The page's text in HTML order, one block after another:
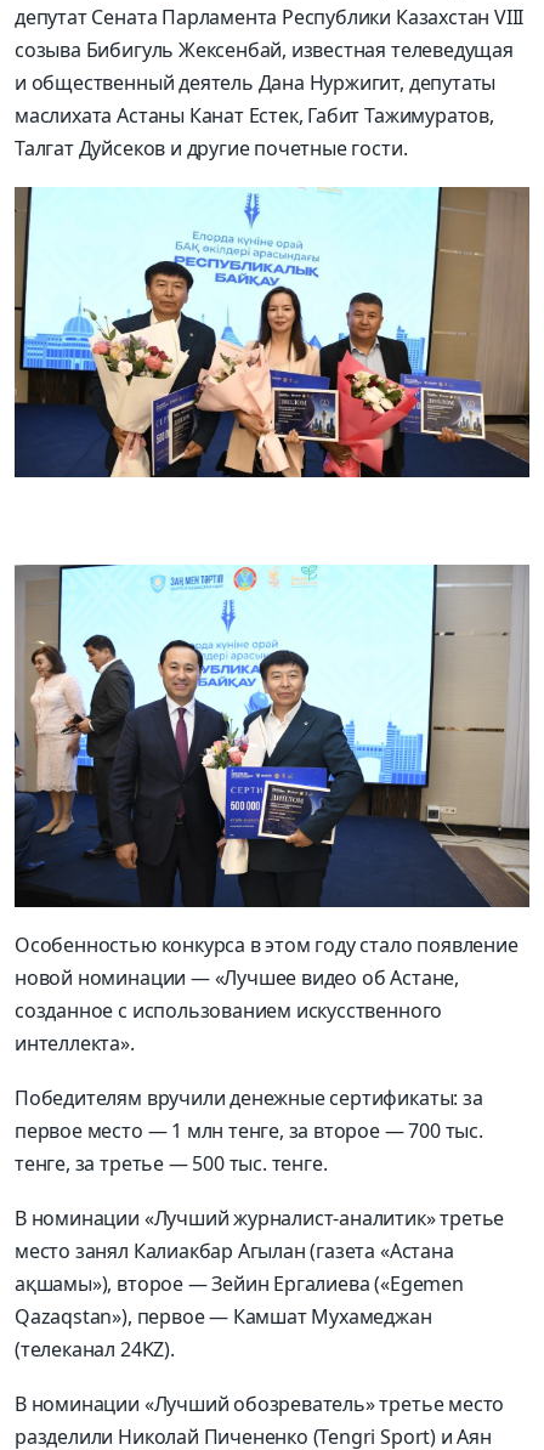
депутат Сената Парламента Республики Казахстан VIII
созыва Бибигуль Жексенбай, известная телеведущая
и общественный деятель Дана Нуржигит, депутаты
маслихата Астаны Канат Естек, Габит Тажимуратов,
Талгат Дуйсеков и другие почетные гости.
Особенностью конкурса в этом году стало появление
новой номинации — «Лучшее видео об Астане,
созданное с использованием искусственного
интеллекта».
Победителям вручили денежные сертификаты: за
первое место — 1 млн тенге, за второе — 700 тыс.
тенге, за третье — 500 тыс. тенге.
В номинации «Лучший журналист-аналитик» третье
место занял Калиакбар Агылан (газета «Астана
ақшамы»), второе — Зейин Ергалиева («Egemen
Qazaqstan»), первое — Камшат Мухамеджан
(телеканал 24KZ).
В номинации «Лучший обозреватель» третье место
разделили Николай Пичененко (Tengri Sport) и Аян